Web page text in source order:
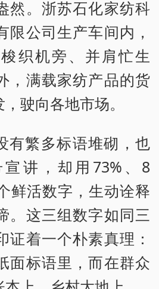
然。浙苏石化家纺科
限公司生产车间内，
织机旁、并肩忙生
，满载家纺产品的货
驶向各地市场。
有繁多标语堆砌，也
讲，却用73%、8
鲜活数字，生动诠释
。这三组数字如同三
证着一个朴素真理：
面标语里，而在群众